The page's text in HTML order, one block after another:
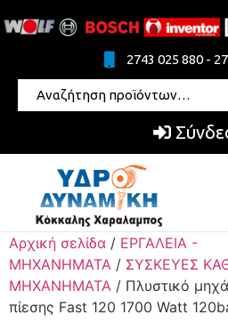
2743 025 880 -
Αρχική σελίδα / ΕΡΓΑΛΕΙΑ -
ΜΗΧΑΝΗΜΑΤΑ / ΣΥΣΚΕΥΕΣ
ΜΗΧΑΝΗΜΑΤΑ / Πλυστικό
πίεσης Fast 120 1700 Watt